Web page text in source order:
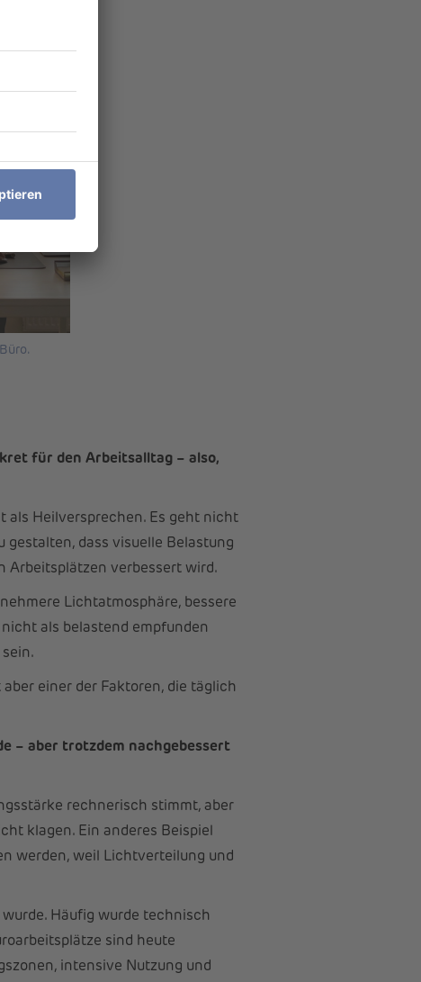
für den Arbeitsalltag – also,
als Heilversprechen. Es geht nicht
gestalten, dass visuelle Belastung
Arbeitsplätzen verbessert wird.
Lichtatmosphäre, bessere
als belastend empfunden
einer der Faktoren, die täglich
– aber trotzdem nachgebessert
rechnerisch stimmt, aber
klagen. Ein anderes Beispiel
werden, weil Lichtverteilung und
Häufig wurde technisch
sind heute
intensive Nutzung und